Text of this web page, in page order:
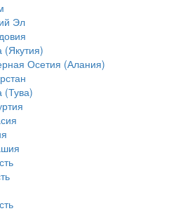
Эл
(Якутия)
Осетия (Алания)
(Тува)